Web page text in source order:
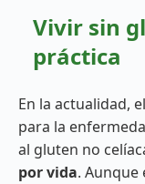
Vivir sin
práctica
En la actualidad, el
para la
al gluten no
por vida. Aunque